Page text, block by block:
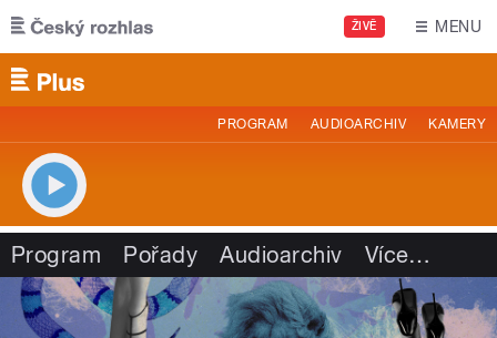
Přejít k hlavnímu obsahu
ŽIVĚ MENU
PROGRAM AUDIOARCHIV KAMERY
Program Pořady Audioarchiv Více…